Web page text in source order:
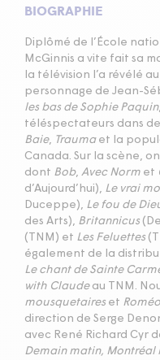
BIOGRAPHIE
Diplômé de l’École
McGinnis a vite fait sa
la télévision l’a révélé
personnage de Jean-
les bas de Sophie Paquin
téléspectateurs dans
Baie, Trauma et la
Canada. Sur la scène,
dont Bob, Avec Norm et
d’Aujourd’hui), Le vrai
Duceppe), Le fou de
des Arts), Britannicus
(TNM) et Les Feluettes
également de la
Le chant de Sainte
with Claudeau TNM.
mousquetaires et
direction de Serge
avec René Richard Cyr
Demain matin, Montréal